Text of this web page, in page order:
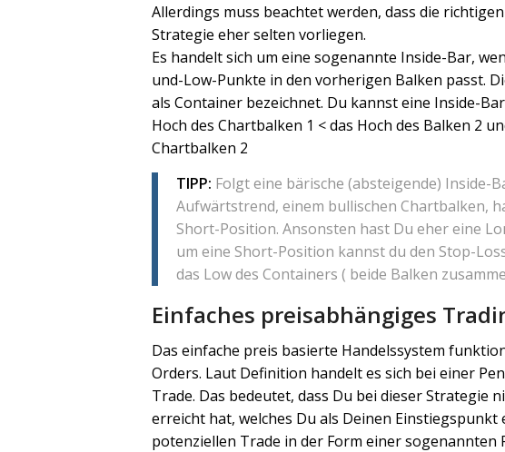
Allerdings muss beachtet werden, dass die
Strategie eher selten vorliegen.
Es handelt sich um eine sogenannte Inside-Bar,
und-Low-Punkte in den vorherigen Balken passt.
als Container bezeichnet. Du kannst eine Inside-
Hoch des Chartbalken 1 < das Hoch des Balken 2
Chartbalken 2
TIPP: Folgt eine bärische (absteigende) Inside-
Aufwärtstrend, einem bullischen Chartbalken,
Short-Position. Ansonsten hast Du eher eine
um eine Short-Position kannst du den Stop-
das Low des Containers ( beide Balken
Einfaches preisabhängiges
Das einfache preis basierte Handelssystem
Orders. Laut Definition handelt es sich bei einer
Trade. Das bedeutet, dass Du bei dieser Strategie
erreicht hat, welches Du als Deinen
potenziellen Trade in der Form einer sogenannten